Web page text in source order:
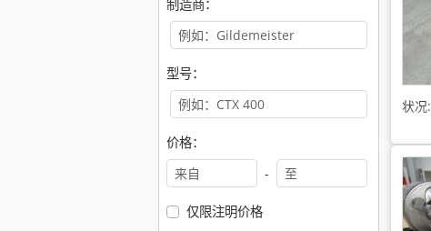
制造商：
型号：
价格：
-
仅限注明价格
状况: